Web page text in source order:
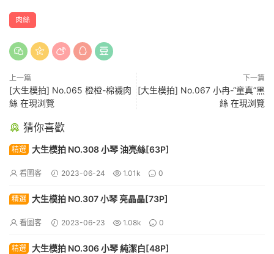
肉絲
上一篇
[大生模拍] No.065 橙橙-棉襪肉
絲 在現浏覽
下一篇
[大生模拍] No.067 小冉-“童真”黑
絲 在現浏覽
猜你喜歡
精選 大生模拍 NO.308 小琴 油亮絲[63P]
看圖客 2023-06-24 1.01k 0
精選 大生模拍 NO.307 小琴 亮晶晶[73P]
看圖客 2023-06-23 1.08k 0
精選 大生模拍 NO.306 小琴 純潔白[48P]